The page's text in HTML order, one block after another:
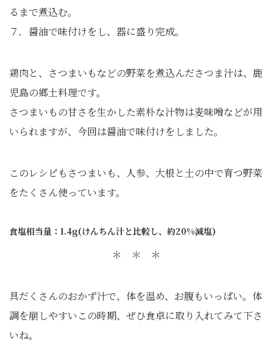
るまで煮込む。
７．醤油で味付けをし、器に盛り完成。
鶏肉と、さつまいもなどの野菜を煮込んださつま汁は、鹿
児島の郷土料理です。
さつまいもの甘さを生かした素朴な汁物は麦味噌などが用
いられますが、今回は醤油で味付けをしました。
このレシピもさつまいも、人参、大根と土の中で育つ野菜
をたくさん使っています。
食塩相当量：1.4g(けんちん汁と比較し、約20%減塩)
＊ ＊ ＊
具だくさんのおかず汁で、体を温め、お腹もいっぱい。体
調を崩しやすいこの時期、ぜひ食卓に取り入れてみて下さ
いね。